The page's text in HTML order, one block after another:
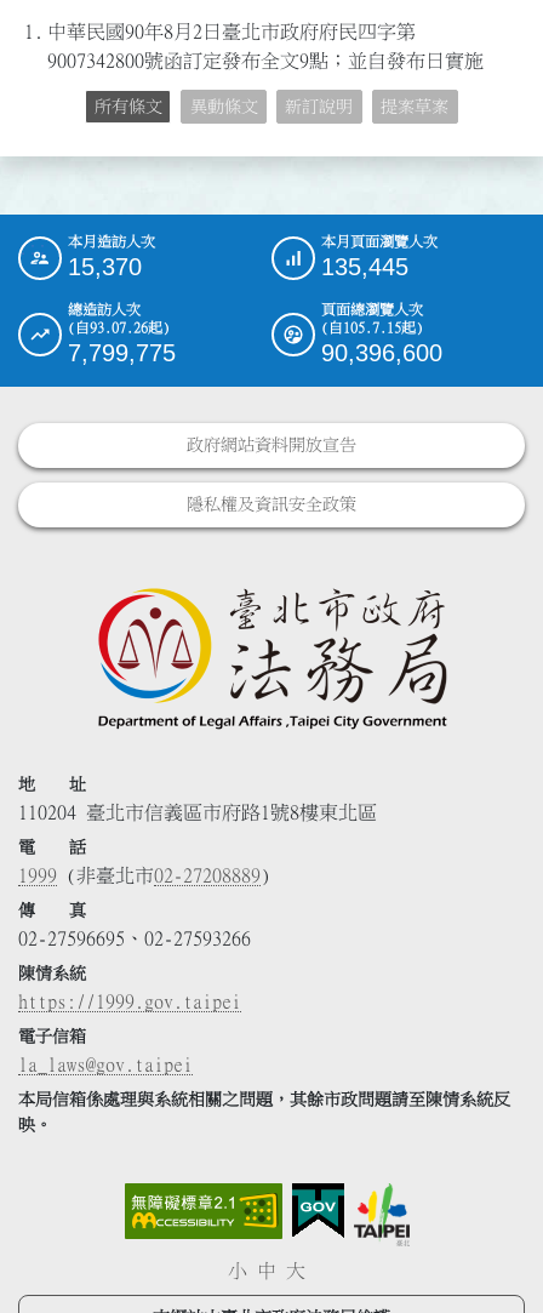
1.
中華民國90年8月2日臺北市政府府民四字第
9007342800號函訂定發布全文9點；並自發布日實施
所有條文 異動條文 新訂說明 提案草案
::: 本月造訪人次
15,370
本月頁面瀏覽人次
135,445
總造訪人次
(自93.07.26起)
7,799,775
頁面總瀏覽人次
(自105.7.15起)
90,396,600
政府網站資料開放宣告
隱私權及資訊安全政策
地 址
110204 臺北市信義區市府路1號8樓東北區
電 話
1999 (非臺北市02-27208889)
傳 真
02-27596695、02-27593266
陳情系統
https://1999.gov.taipei
電子信箱
la_laws@gov.taipei
本局信箱係處理與系統相關之問題，其餘市政問題請至陳情系統反
映。
小 中 大